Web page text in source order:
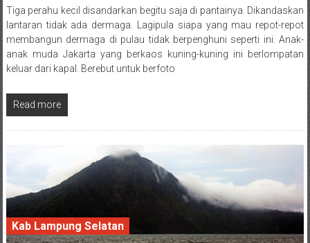
Posted By: wirawan
Tiga perahu kecil disandarkan begitu saja di pantainya. Dikandaskan
lantaran tidak ada dermaga. Lagipula siapa yang mau repot-repot
membangun dermaga di pulau tidak berpenghuni seperti ini. Anak-
anak muda Jakarta yang berkaos kuning-kuning ini berlompatan
keluar dari kapal. Berebut untuk berfoto
Read more
Kab Lampung Selatan